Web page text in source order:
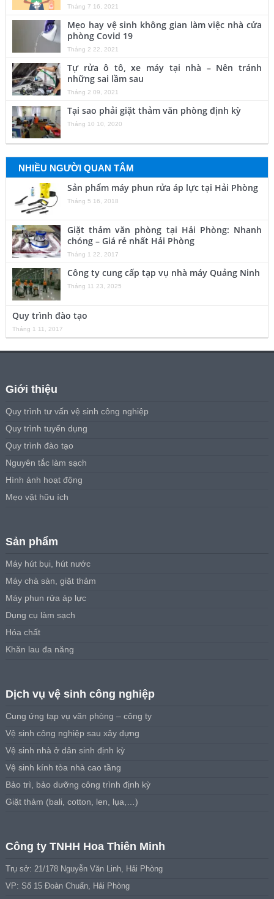
Tháng 7 16, 2021
Mẹo hay vệ sinh không gian làm việc nhà cửa
phòng Covid 19
Tháng 2 22, 2021
Tự rửa ô tô, xe máy tại nhà – Nên tránh
những sai lầm sau
Tháng 2 09, 2021
Tại sao phải giặt thảm văn phòng định kỳ
Tháng 10 10, 2020
NHIỀU NGƯỜI QUAN TÂM
Sản phẩm máy phun rửa áp lực tại Hải Phòng
Tháng 5 16, 2018
Giặt thảm văn phòng tại Hải Phòng: Nhanh
chóng – Giá rẻ nhất Hải Phòng
Tháng 1 22, 2017
Công ty cung cấp tạp vụ nhà máy Quảng Ninh
Tháng 11 23, 2025
Quy trình đào tạo
Tháng 1 11, 2017
Giới thiệu
Quy trình tư vấn vệ sinh công nghiệp
Quy trình tuyển dụng
Quy trình đào tạo
Nguyên tắc làm sạch
Hình ảnh hoạt động
Mẹo vặt hữu ích
Sản phẩm
Máy hút bụi, hút nước
Máy chà sàn, giặt thảm
Máy phun rửa áp lực
Dụng cụ làm sạch
Hóa chất
Khăn lau đa năng
Dịch vụ vệ sinh công nghiệp
Cung ứng tạp vụ văn phòng – công ty
Vệ sinh công nghiệp sau xây dựng
Vệ sinh nhà ở dân sinh định kỳ
Vệ sinh kính tòa nhà cao tầng
Bảo trì, bảo dưỡng công trình định kỳ
Giặt thảm (bali, cotton, len, lụa,…)
Công ty TNHH Hoa Thiên Minh
Trụ sở: 21/178 Nguyễn Văn Linh, Hải Phòng
VP: Số 15 Đoàn Chuẩn, Hải Phòng